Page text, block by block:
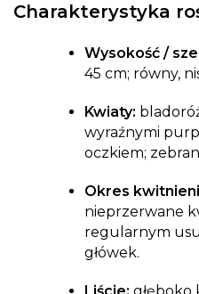
Charakterystyka
Wysokość /
45 cm; równy,
Kwiaty:
wyraźnymi
oczkiem;
Okres
nieprzerwane
regularnym
główek.